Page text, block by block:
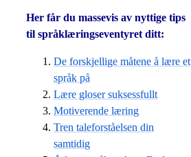
Her får du massevis av nyttige tips
til språklæringseventyret ditt:
De forskjellige måtene å lære et
språk på
Lære gloser suksessfullt
Motiverende læring
Tren taleforståelsen din
samtidig